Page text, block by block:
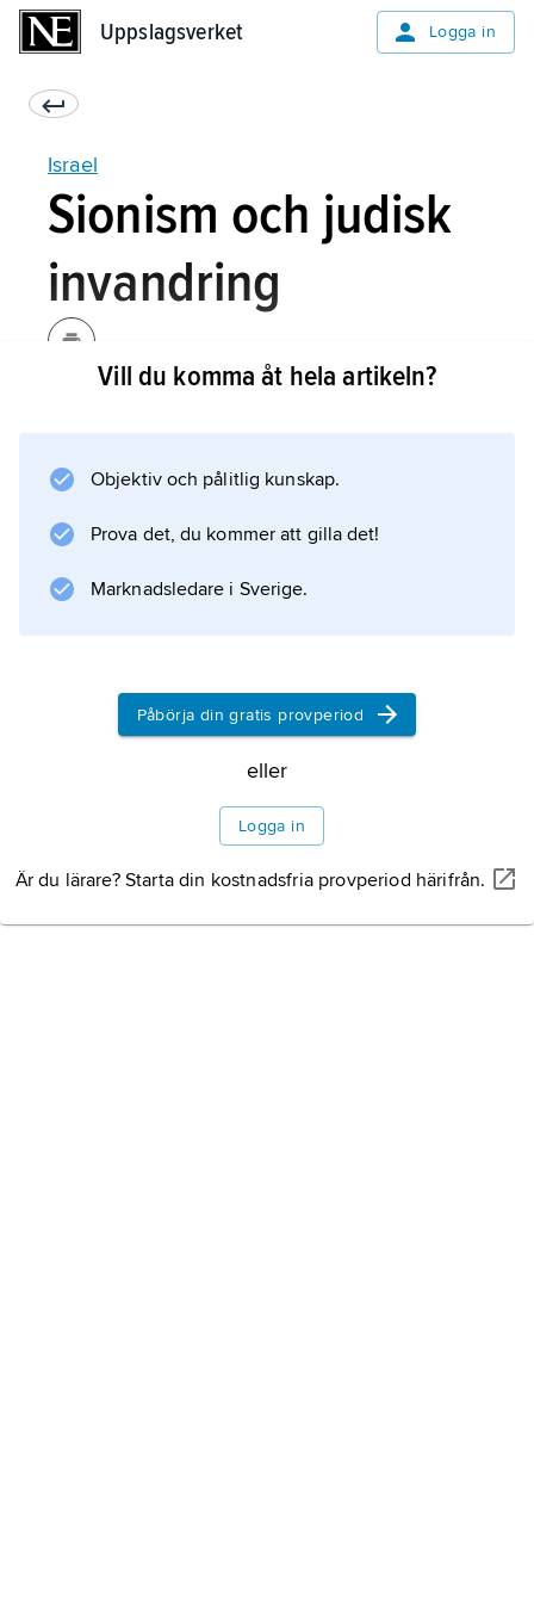
Uppslagsverket Logga in
Israel
Sionism och judisk
invandring
sionism
, fram i Europa som en följd av antisemitism
men även av kolonialism och nationalism (”ett
ett hem för judar i Palestina.
Information om artikeln
Vill du komma åt hela artikeln?
Objektiv och pålitlig kunskap.
Prova det, du kommer att gilla det!
Marknadsledare i Sverige.
Påbörja din gratis provperiod
eller
Logga in
Är du lärare? Starta din kostnadsfria provperiod härifrån.